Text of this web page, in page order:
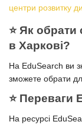
центри розвитку
⭐️ Як обрати
в Харкові?
На EduSearch ви
зможете обрати
⭐️ Переваги
На ресурсі